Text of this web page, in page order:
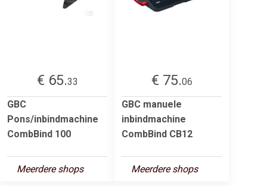
€ 65.33
GBC
Pons/inbindmachine
CombBind 100
Meerdere shops
€ 75.06
GBC manuele
inbindmachine
CombBind CB12
Meerdere shops